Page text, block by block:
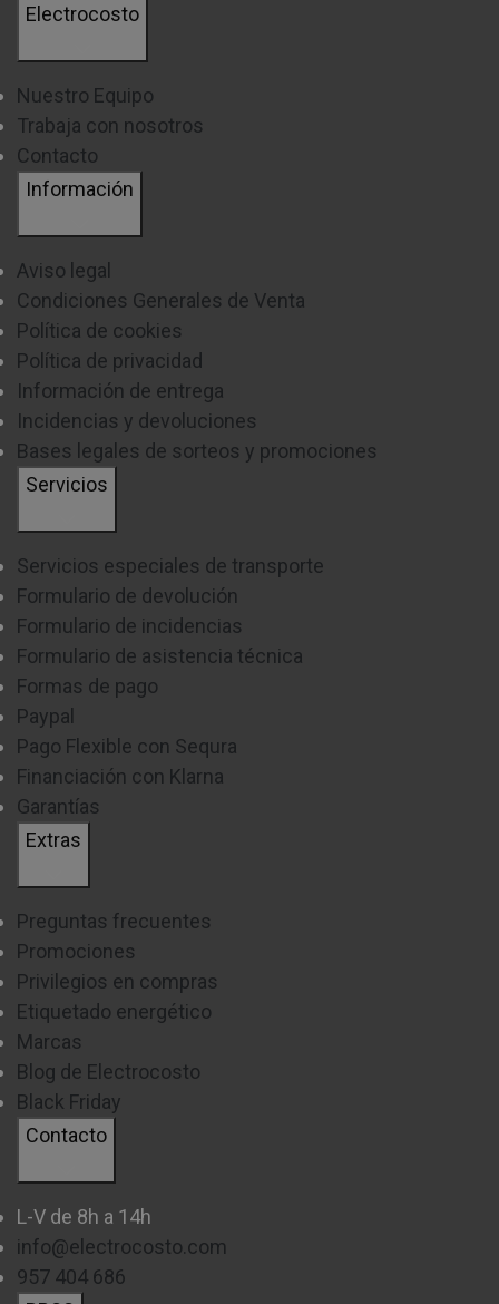
Electrocosto
Nuestro Equipo
Trabaja con nosotros
Contacto
Información
Aviso legal
Condiciones Generales de Venta
Política de cookies
Política de privacidad
Información de entrega
Incidencias y devoluciones
Bases legales de sorteos y promociones
Servicios
Servicios especiales de transporte
Formulario de devolución
Formulario de incidencias
Formulario de asistencia técnica
Formas de pago
Paypal
Pago Flexible con Sequra
Financiación con Klarna
Garantías
Extras
Preguntas frecuentes
Promociones
Privilegios en compras
Etiquetado energético
Marcas
Blog de Electrocosto
Black Friday
Contacto
L-V de 8h a 14h
info@electrocosto.com
957 404 686